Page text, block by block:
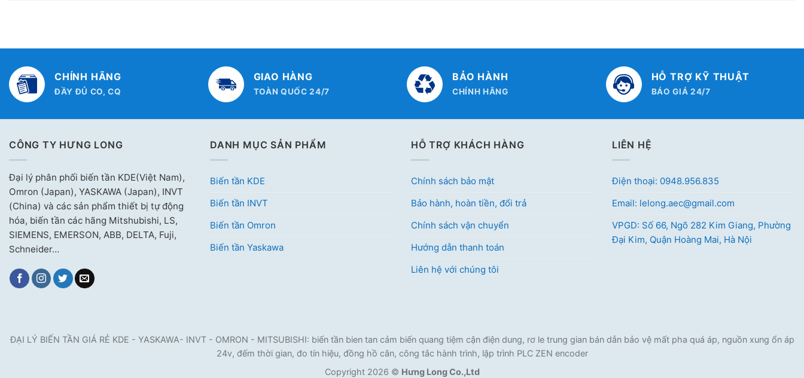
CHÍNH HÃNG
ĐẦY ĐỦ CO, CQ
GIAO HÀNG
TOÀN QUỐC 24/7
BẢO HÀNH
CHÍNH HÃNG
HỖ TRỢ KỸ THUẬT
BÁO GIÁ 24/7
CÔNG TY HƯNG LONG
Đại lý phân phối biến tần KDE(Việt Nam),
Omron (Japan), YASKAWA (Japan), INVT
(China) và các sản phẩm thiết bị tự động
hóa, biến tần các hãng Mitshubishi, LS,
SIEMENS, EMERSON, ABB, DELTA, Fuji,
Schneider…
DANH MỤC SẢN PHẨM
Biến tần KDE
Biến tần INVT
Biến tần Omron
Biến tần Yaskawa
HỖ TRỢ KHÁCH HÀNG
Chính sách bảo mật
Bảo hành, hoàn tiền, đổi trả
Chính sách vận chuyển
Hướng dẫn thanh toán
Liên hệ với chúng tôi
LIÊN HỆ
Điện thoại: 0948.956.835
Email: lelong.aec@gmail.com
VPGD: Số 66, Ngõ 282 Kim Giang, Phường
Đại Kim, Quận Hoàng Mai, Hà Nội
ĐẠI LÝ BIẾN TẦN GIÁ RẺ KDE - YASKAWA- INVT - OMRON - MITSUBISHI: biến tần bien tan cảm biến quang tiệm cận điện dung, rơ le trung gian bán dẫn bảo vệ mất pha quá áp, nguồn xung ổn áp
24v, đếm thời gian, đo tín hiệu, đồng hồ cân, công tắc hành trình, lập trình PLC ZEN encoder
Copyright 2026 © Hưng Long Co.,Ltd